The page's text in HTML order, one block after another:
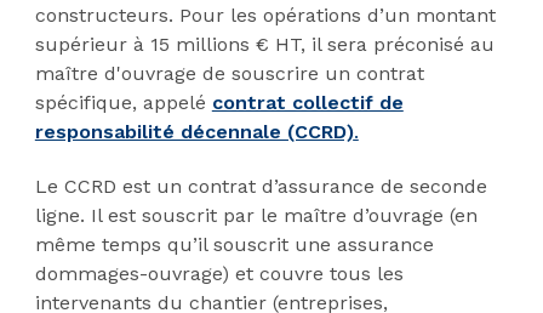
constructeurs. Pour les opérations d’un montant
supérieur à 15 millions € HT, il sera préconisé au
maître d'ouvrage de souscrire un contrat
spécifique, appelé contrat collectif de
responsabilité décennale (CCRD).
Le CCRD est un contrat d’assurance de seconde
ligne. Il est souscrit par le maître d’ouvrage (en
même temps qu’il souscrit une assurance
dommages-ouvrage) et couvre tous les
intervenants du chantier (entreprises,